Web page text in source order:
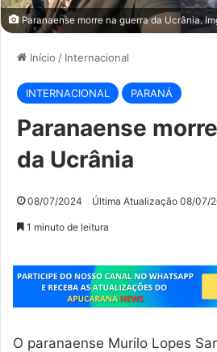
Paranaense morre na guerra da Ucrânia.
Início / Internacional
INTERNACIONAL PARANÁ
Paranaense
da Ucrânia
08/07/2024 Última Atualização 08/07/
1 minuto de leitura
O paranaense Murilo Lopes